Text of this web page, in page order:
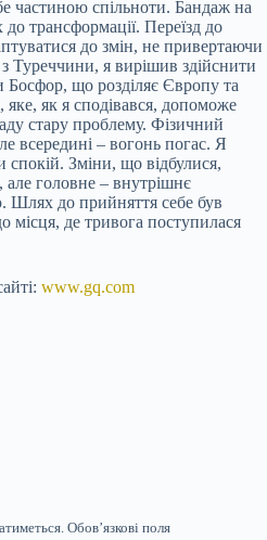
частиною спільноти. Бандаж на
трансформації. Переїзд до
до змін, не привертаючи
з Туреччини, я вирішив здійснити
що розділяє Європу та
як я сподівався, допоможе
стару проблему. Фізичний
всередині – вогонь погас. Я
спокій. Зміни, що відбулися,
головне – внутрішнє
Шлях до прийняття себе був
місця, де тривога поступилася
www.gq.com
Обов’язкові поля